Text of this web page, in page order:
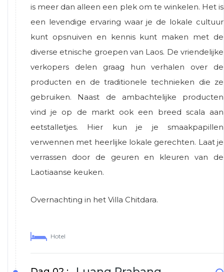
is meer dan alleen een plek om te winkelen. Het is
een levendige ervaring waar je de lokale cultuur
kunt opsnuiven en kennis kunt maken met de
diverse etnische groepen van Laos. De vriendelijke
verkopers delen graag hun verhalen over de
producten en de traditionele technieken die ze
gebruiken. Naast de ambachtelijke producten
vind je op de markt ook een breed scala aan
eetstalletjes. Hier kun je je smaakpapillen
verwennen met heerlijke lokale gerechten. Laat je
verrassen door de geuren en kleuren van de
Laotiaanse keuken.
Overnachting in het Villa Chitdara.
Hotel